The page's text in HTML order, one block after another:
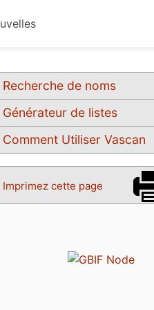
Recherche de noms
Générateur de listes
Comment Utiliser Vascan
Imprimez cette page